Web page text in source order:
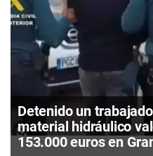
Detenido un
material hidráulico
153.000 euros en